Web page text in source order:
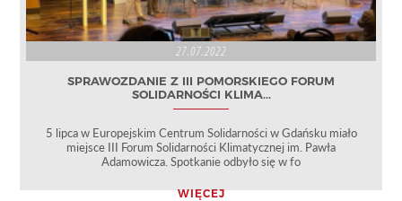
27.07.2022
SPRAWOZDANIE Z III POMORSKIEGO FORUM
SOLIDARNOŚCI KLIMA...
5 lipca w Europejskim Centrum Solidarności w Gdańsku miało
miejsce III Forum Solidarności Klimatycznej im. Pawła
Adamowicza. Spotkanie odbyło się w fo
WIĘCEJ